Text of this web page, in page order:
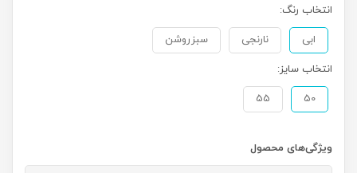
انتخاب رنگ:
ابی نارنجی سبزروشن
انتخاب سایز:
50
55
ویژگی‌های محصول